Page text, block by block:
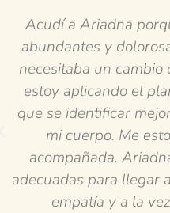
y
ya
a
Empecé a
pero a raíz
emocional.
es que hay
poner
del proceso
hemos
escucho
aprendido